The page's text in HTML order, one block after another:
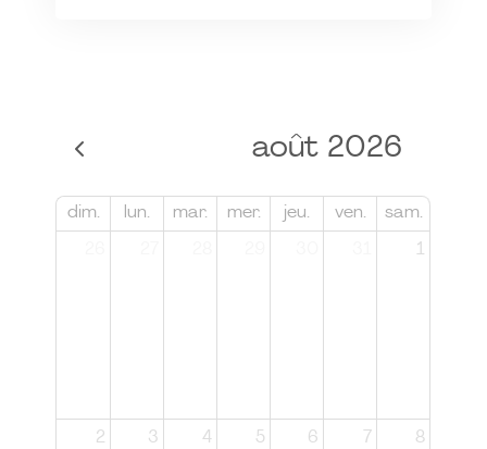
août 2026
dim. lun. mar. mer. jeu. ven. sam.
1
2 3 4 5 6 7 8